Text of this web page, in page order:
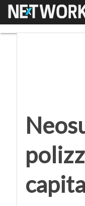
Menu